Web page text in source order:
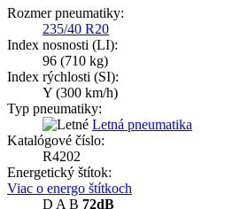
Rozmer pneumatiky:
235/40 R20
Index nosnosti (LI):
96 (710 kg)
Index rýchlosti (SI):
Y (300 km/h)
Typ pneumatiky:
Letná pneumatika
Katalógové číslo:
R4202
Energetický štítok:
Viac o energo štítkoch
D A B 72dB